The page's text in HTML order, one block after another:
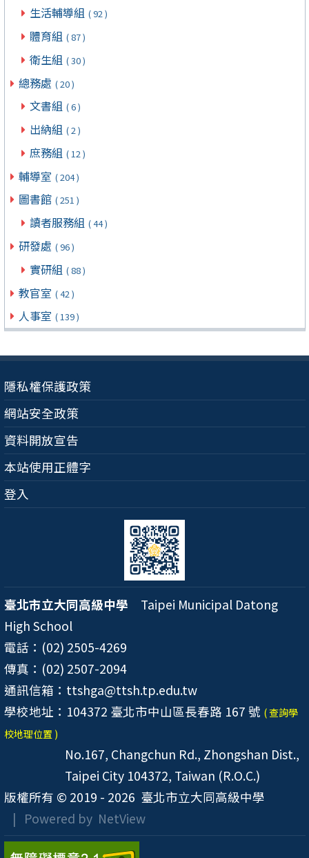
生活輔導組 ( 92 )
體育組 ( 87 )
衛生組 ( 30 )
總務處 ( 20 )
文書組 ( 6 )
出納組 ( 2 )
庶務組 ( 12 )
輔導室 ( 204 )
圖書館 ( 251 )
讀者服務組 ( 44 )
研發處 ( 96 )
實研組 ( 88 )
教官室 ( 42 )
人事室 ( 139 )
隱私權保護政策
網站安全政策
資料開放宣告
本站使用正體字
登入
臺北市立大同高級中學 Taipei Municipal Datong
High School
電話：(02) 2505-4269
傳真：(02) 2507-2094
通訊信箱：ttshga@ttsh.tp.edu.tw
學校地址：104372 臺北市中山區長春路 167 號 ( 查詢學
校地理位置 )
No.167, Changchun Rd., Zhongshan Dist.,
Taipei City 104372, Taiwan (R.O.C.)
版權所有 © 2019 - 2026 臺北市立大同高級中學
| Powered by NetView